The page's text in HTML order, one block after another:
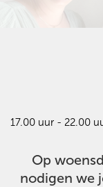
17.00 uur - 22.00
Op
nodigen we